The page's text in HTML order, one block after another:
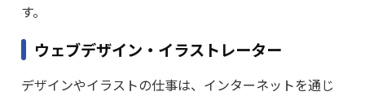
す。
ウェブデザイン・イラストレーター
デザインやイラストの仕事は、インターネットを通じ